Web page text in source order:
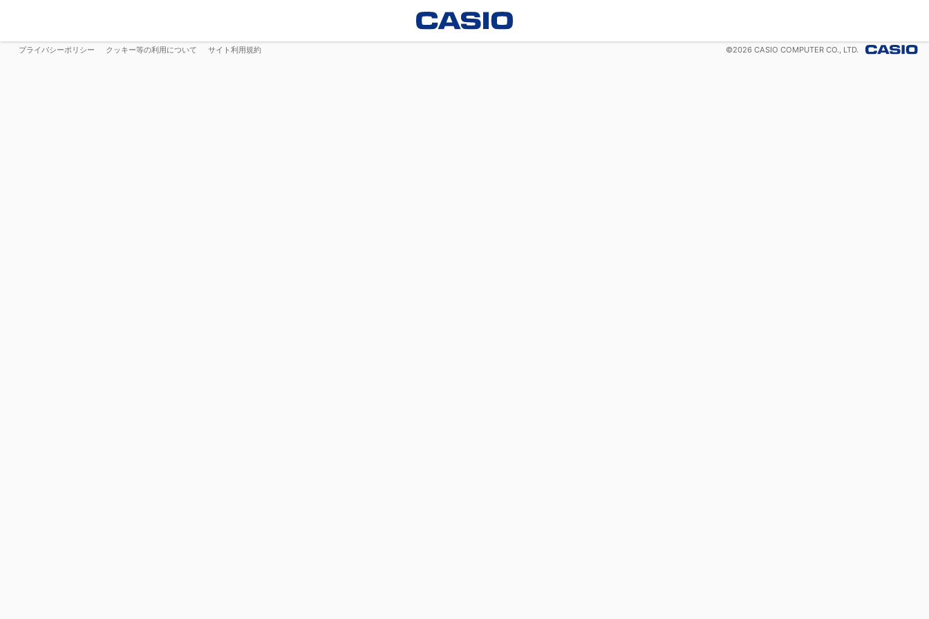
プライバシーポリシー クッキー等の利用について サイト利用規約 ©2026 CASIO COMPUTER CO., LTD.